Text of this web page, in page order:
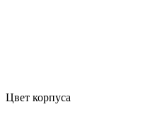
Цвет корпуса